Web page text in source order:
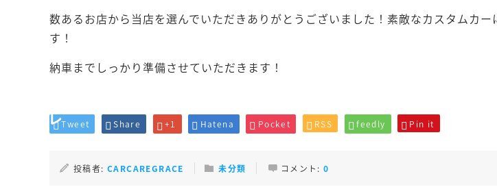
数あるお店から当店を選んでいただきありがとうございました！素敵なカスタムカー
す！
納車までしっかり準備させていただきます！
Tweet Share +1 Hatena Pocket RSS feedly Pin it
投稿者: CARCAREGRACE 未分類 コメント:0